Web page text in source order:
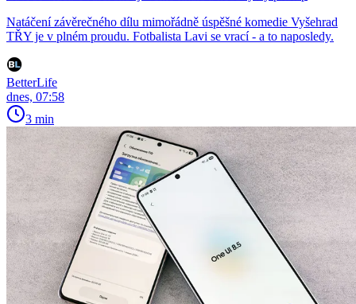
Natáčení závěrečného dílu mimořádně úspěšné komedie Vyšehrad
TŘY je v plném proudu. Fotbalista Lavi se vrací - a to naposledy.
BetterLife
dnes, 07:58
3 min